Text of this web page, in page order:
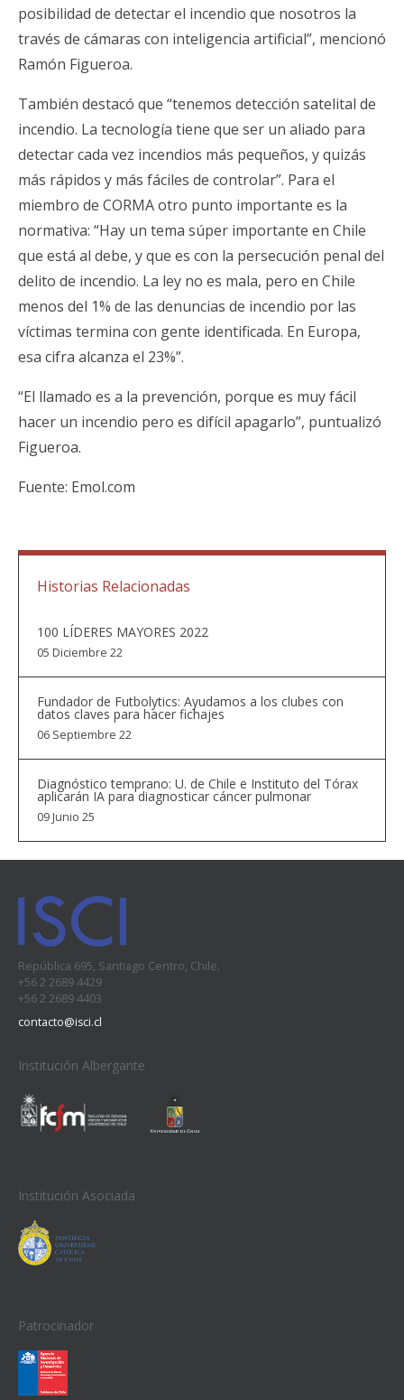
posibilidad de detectar el incendio que nosotros la
través de cámaras con inteligencia artificial”, mencionó
Ramón Figueroa.
También destacó que “tenemos detección satelital de
incendio. La tecnología tiene que ser un aliado para
detectar cada vez incendios más pequeños, y quizás
más rápidos y más fáciles de controlar”. Para el
miembro de CORMA otro punto importante es la
normativa: “Hay un tema súper importante en Chile
que está al debe, y que es con la persecución penal del
delito de incendio. La ley no es mala, pero en Chile
menos del 1% de las denuncias de incendio por las
víctimas termina con gente identificada. En Europa,
esa cifra alcanza el 23%”.
“El llamado es a la prevención, porque es muy fácil
hacer un incendio pero es difícil apagarlo”, puntualizó
Figueroa.
Fuente: Emol.com
Historias Relacionadas
100 LÍDERES MAYORES 2022
05 Diciembre 22
Fundador de Futbolytics: Ayudamos a los clubes con
datos claves para hacer fichajes
06 Septiembre 22
Diagnóstico temprano: U. de Chile e Instituto del Tórax
aplicarán IA para diagnosticar cáncer pulmonar
09 Junio 25
República 695, Santiago Centro, Chile.
+56 2 2689 4429
+56 2 2689 4403
contacto@isci.cl
Institución Albergante
Institución Asociada
Patrocinador